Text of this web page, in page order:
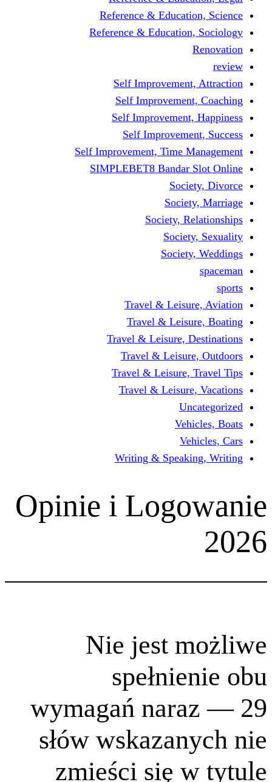
Reference &
Reference &
Self
Self
Self
Self
Self Improvement, Time
SIMPLEBET8 Bandar
Society,
Travel &
Travel &
Travel & Leisure,
Travel &
Travel & Leisure,
Travel &
Writing &
Opinie i
Nie jest
wymagań
słów
zmieści się